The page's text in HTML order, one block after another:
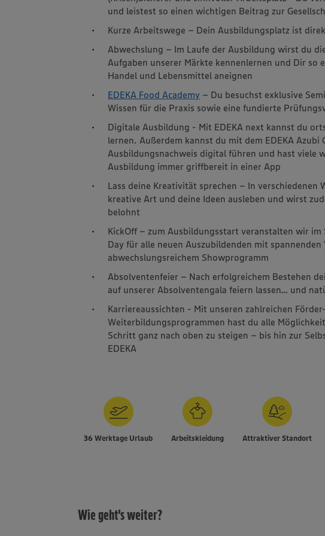
und leistest so einen wichtigen Beitrag zur
Kurze Arbeitswege – Dein Ausbildungsplatz ist
Abwechslung – Im Laufe der Ausbildung wirst du
Aufgaben unserer Märkte kennenlernen und Dir so
Handel und Lebensmittel aneignen
EDEKA Food Academy – Du besuchst exklusive
Wissen für die Praxis sowie eine fundierte
Digitale Ausbildung - Mit EDEKA next kannst du
lernen. Außerdem kannst du mit dem EDEKA Azubi
Ausbildungsnachweis digital führen und hast viele
Ausbildung immer griffbereit in einer App
Lass deine Kreativität sprechen – In verschiedenen
kreative Art und deine Ideen ausleben und wirst
belohnt
KickOff – zum Ausbildungsstart veranstalten wir
Day für alle neuen Auszubildenden mit
abwechslungsreichem Showprogramm
Absolventenfeier – Nach erfolgreichem Bestehen
auf unserer Absolventengala feiern lassen… und
Karriereaussichten - Mit unseren zahlreichen
Weiterbildungsprogrammen hast du alle
Schritt ganz nach oben zu steigen – bis hin zur
EDEKA
36 Werktage Urlaub Arbeitskleidung Attraktiver Standort
Wie geht's weiter?